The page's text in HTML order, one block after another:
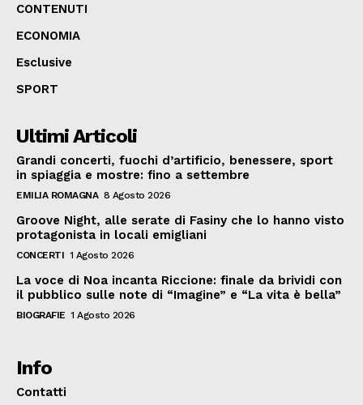
CONTENUTI
ECONOMIA
Esclusive
SPORT
Ultimi Articoli
Grandi concerti, fuochi d’artificio, benessere, sport
in spiaggia e mostre: fino a settembre
EMILIA ROMAGNA 8 Agosto 2026
Groove Night, alle serate di Fasiny che lo hanno visto
protagonista in locali emigliani
CONCERTI 1 Agosto 2026
La voce di Noa incanta Riccione: finale da brividi con
il pubblico sulle note di “Imagine” e “La vita è bella”
BIOGRAFIE 1 Agosto 2026
Info
Contatti